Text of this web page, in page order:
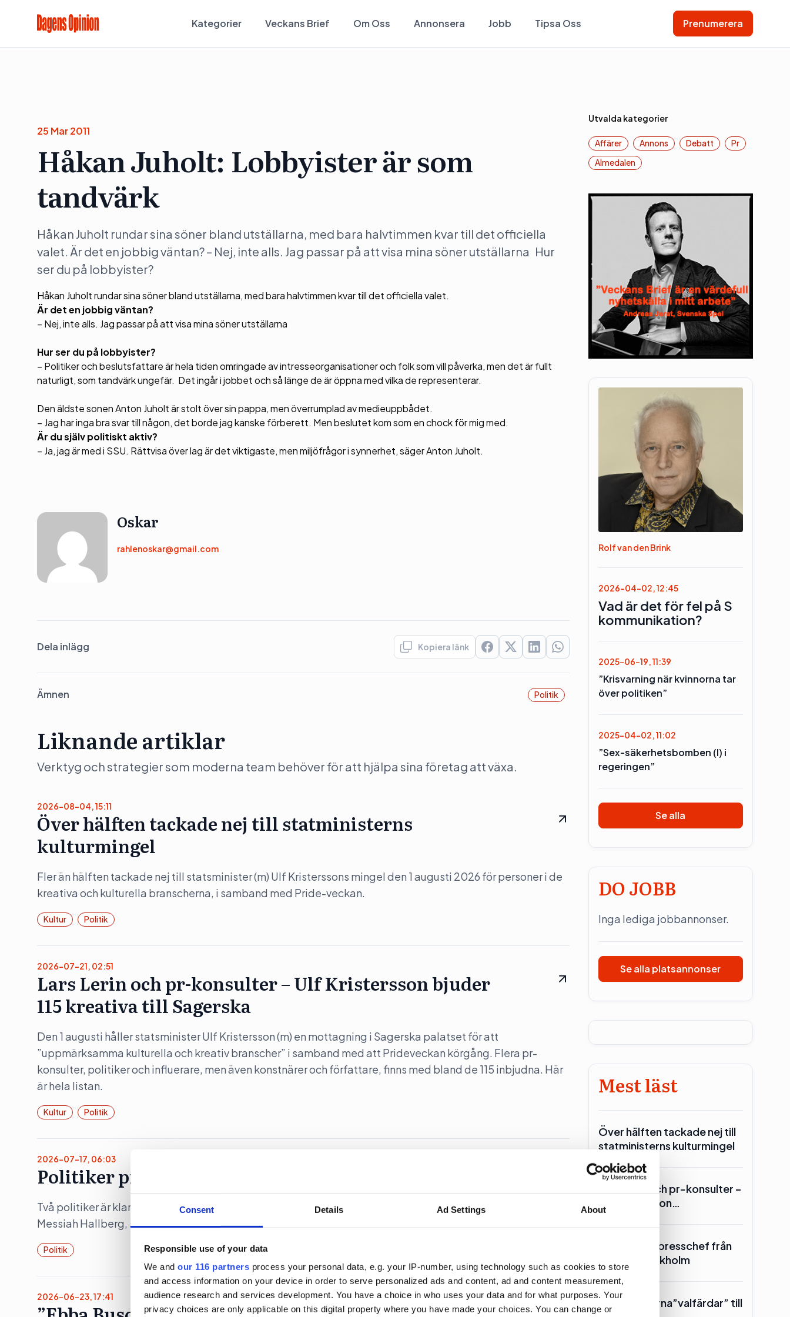
Consent Details Ad Settings About
Responsible use of your data
We and our 116 partners process your personal data, e.g. your IP-number, using technology such as cookies to store
and access information on your device in order to serve personalized ads and content, ad and content measurement,
audience research and services development. You have a choice in who uses your data and for what purposes. Your
privacy choices are only applicable on this digital property where you have made your choices. You can change or
Kategorier Veckans Brief Om Oss Annonsera Jobb Tipsa Oss Prenumerera
25 Mar 2011
Håkan Juholt: Lobbyister är som
tandvärk
Håkan Juholt rundar sina söner bland utställarna, med bara halvtimmen kvar till det officiella
valet. Är det en jobbig väntan? – Nej, inte alls. Jag passar på att visa mina söner utställarna Hur
ser du på lobbyister?
Håkan Juholt rundar sina söner bland utställarna, med bara halvtimmen kvar till det officiella valet.
Är det en jobbig väntan?
– Nej, inte alls. Jag passar på att visa mina söner utställarna
Hur ser du på lobbyister?
– Politiker och beslutsfattare är hela tiden omringade av intresseorganisationer och folk som vill påverka, men det är fullt
naturligt, som tandvärk ungefär. Det ingår i jobbet och så länge de är öppna med vilka de representerar.
Den äldste sonen Anton Juholt är stolt över sin pappa, men överrumplad av medieuppbådet.
– Jag har inga bra svar till någon, det borde jag kanske förberett. Men beslutet kom som en chock för mig med.
Är du själv politiskt aktiv?
– Ja, jag är med i SSU. Rättvisa över lag är det viktigaste, men miljöfrågor i synnerhet, säger Anton Juholt.
Oskar
rahlenoskar@gmail.com
Dela inlägg Kopiera länk
Ämnen Politik
Liknande artiklar
Verktyg och strategier som moderna team behöver för att hjälpa sina företag att växa.
2026-08-04, 15:11
Över hälften tackade nej till statministerns
kulturmingel
Fler än hälften tackade nej till statsminister (m) Ulf Kristerssons mingel den 1 augusti 2026 för personer i de
kreativa och kulturella branscherna, i samband med Pride-veckan.
Kultur Politik
2026-07-21, 02:51
Lars Lerin och pr-konsulter – Ulf Kristersson bjuder
115 kreativa till Sagerska
Den 1 augusti håller statsminister Ulf Kristersson (m) en mottagning i Sagerska palatset för att
”uppmärksamma kulturella och kreativ branscher” i samband med att Prideveckan körgång. Flera pr-
konsulter, politiker och influerare, men även konstnärer och författare, finns med bland de 115 inbjudna. Här
är hela listan.
Kultur Politik
2026-07-17, 06:03
Politiker pratar på Way out West
Två politiker är klara när musikfestivalen Way out West återinför samtal i programmet. Programledare är
Messiah Hallberg, som vanligtvis leder Svenska Nyheter i SVT.
Politik
2026-06-23, 17:41
Utvalda kategorier
Affärer Annons Debatt
Pr
Almedalen
Rolf van den Brink
2026-04-02, 12:45
Vad är det för fel på S
kommunikation?
2025-06-19, 11:39
”Krisvarning när kvinnorna tar
över politiken”
2025-04-02, 11:02
”Sex-säkerhetsbomben (l) i
regeringen”
Se alla
DO JOBB
Inga lediga jobbannonser.
Se alla platsannonser
Mest läst
Över hälften tackade nej till
statministerns kulturmingel
Lars Lerin och pr-konsulter –
Ulf Kristersson…
SKR hämtar presschef från
Region Stockholm
Toppolitikerna”valfärdar” till